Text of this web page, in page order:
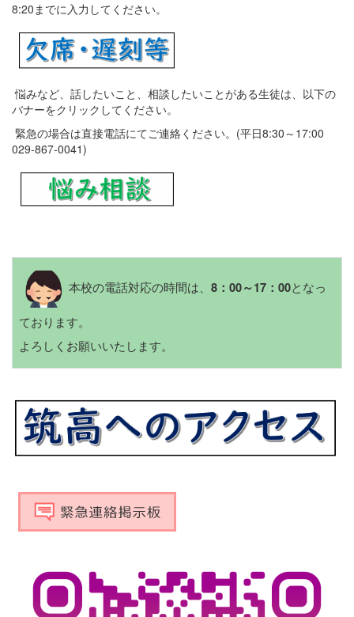
8:20までに入力してください。
悩みなど、話したいこと、相談したいことがある生徒は、以下の
バナーをクリックしてください。
緊急の場合は直接電話にてご連絡ください。(平日8:30～17:00
029-867-0041)
本校の電話対応の時間は、 8：00～17：00となっ
ております。
よろしくお願いいたします。